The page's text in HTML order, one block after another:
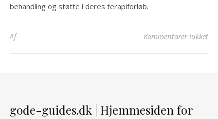
behandling og støtte i deres terapiforløb.
Af Kommentarer lukkettil
gode-guides.dk | Hjemmesiden for